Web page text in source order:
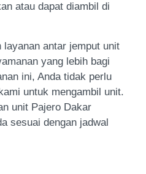
atau dapat diambil di
layanan antar jemput unit
yang lebih bagi
ini, Anda tidak perlu
untuk mengambil unit.
unit Pajero Dakar
sesuai dengan jadwal